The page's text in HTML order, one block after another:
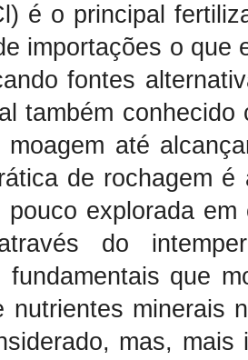
é o principal
importações o que
fontes
também
moagem até
de rochagem
pouco explorada
do
fundamentais que
nutrientes minerais
mas,